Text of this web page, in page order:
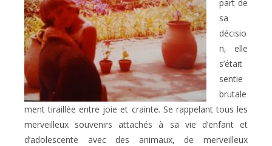
part de
sa
décisio
n, elle
s’était
sentie
brutale
ment tiraillée entre joie et crainte. Se rappelant tous les
merveilleux souvenirs attachés à sa vie d’enfant et
d’adolescente avec des animaux, de merveilleux